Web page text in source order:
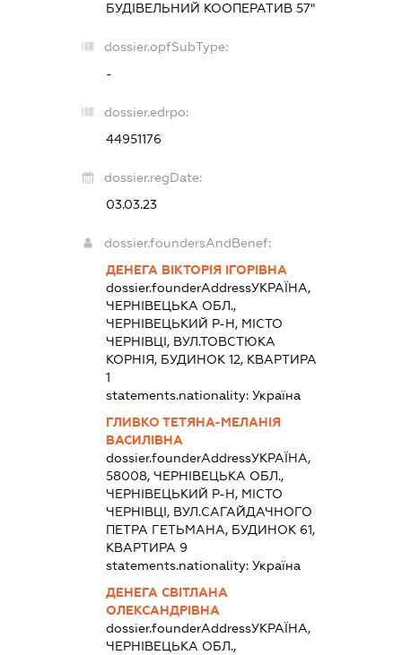
БУДІВЕЛЬНИЙ КООПЕРАТИВ 57"
dossier.opfSubType:
-
dossier.edrpo:
44951176
dossier.regDate:
03.03.23
dossier.foundersAndBenef:
ДЕНЕГА ВІКТОРІЯ ІГОРІВНА
dossier.founderAddressУКРАЇНА,
ЧЕРНІВЕЦЬКА ОБЛ.,
ЧЕРНІВЕЦЬКИЙ Р-Н, МІСТО
ЧЕРНІВЦІ, ВУЛ.ТОВСТЮКА
КОРНІЯ, БУДИНОК 12, КВАРТИРА
1
statements.nationality:Україна
ГЛИВКО ТЕТЯНА-МЕЛАНІЯ
ВАСИЛІВНА
dossier.founderAddressУКРАЇНА,
58008, ЧЕРНІВЕЦЬКА ОБЛ.,
ЧЕРНІВЕЦЬКИЙ Р-Н, МІСТО
ЧЕРНІВЦІ, ВУЛ.САГАЙДАЧНОГО
ПЕТРА ГЕТЬМАНА, БУДИНОК 61,
КВАРТИРА 9
statements.nationality:Україна
ДЕНЕГА СВІТЛАНА
ОЛЕКСАНДРІВНА
dossier.founderAddressУКРАЇНА,
ЧЕРНІВЕЦЬКА ОБЛ.,